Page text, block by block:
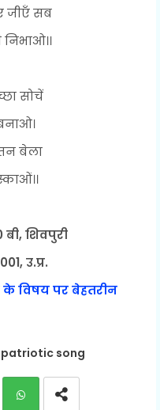
जीएँ सब
सोचें
बेला
शिवपुरी
उ.प्र.
के विषय पर बेहतरीन
patriotic song